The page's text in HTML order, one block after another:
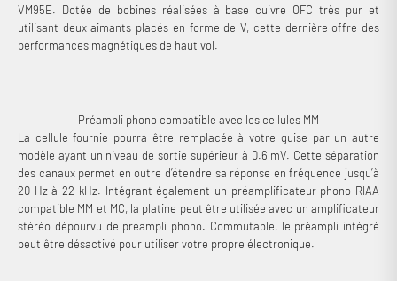
VM95E. Dotée de bobines réalisées à base cuivre OFC très pur et
utilisant deux aimants placés en forme de V, cette dernière offre des
performances magnétiques de haut vol.
Préampli phono compatible avec les cellules MM
La cellule fournie pourra être remplacée à votre guise par un autre
modèle ayant un niveau de sortie supérieur à 0.6 mV. Cette séparation
des canaux permet en outre d’étendre sa réponse en fréquence jusqu’à
20 Hz à 22 kHz. Intégrant également un préamplificateur phono RIAA
compatible MM et MC, la platine peut être utilisée avec un amplificateur
stéréo dépourvu de préampli phono. Commutable, le préampli intégré
peut être désactivé pour utiliser votre propre électronique.